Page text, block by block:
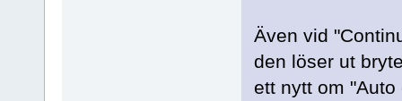
Även vid
den löser ut
ett nytt om